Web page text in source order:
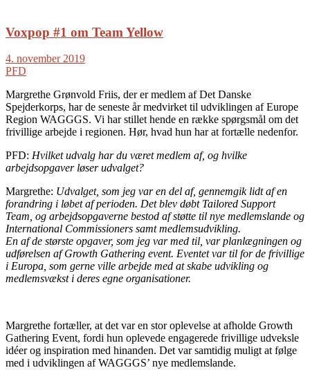
Voxpop #1 om Team Yellow
4. november 2019
PFD
Margrethe Grønvold Friis, der er medlem af Det Danske
Spejderkorps, har de seneste år medvirket til udviklingen af Europe
Region WAGGGS. Vi har stillet hende en række spørgsmål om det
frivillige arbejde i regionen. Hør, hvad hun har at fortælle nedenfor.
PFD: Hvilket udvalg har du været medlem af, og hvilke
arbejdsopgaver løser udvalget?
Margrethe: Udvalget, som jeg var en del af, gennemgik lidt af en
forandring i løbet af perioden. Det blev døbt Tailored Support
Team, og arbejdsopgaverne bestod af støtte til nye medlemslande og
International Commissioners samt medlemsudvikling.
En af de største opgaver, som jeg var med til, var planlægningen og
udførelsen af Growth Gathering event. Eventet var til for de frivillige
i Europa, som gerne ville arbejde med at skabe udvikling og
medlemsvækst i deres egne organisationer.
Margrethe fortæller, at det var en stor oplevelse at afholde Growth
Gathering Event, fordi hun oplevede engagerede frivillige udveksle
idéer og inspiration med hinanden. Det var samtidig muligt at følge
med i udviklingen af WAGGGS’ nye medlemslande.